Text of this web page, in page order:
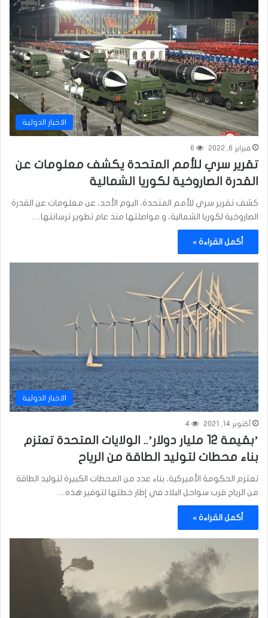
الاخبار الدولية
فبراير 6, 2022 6
تقرير سري للأمم المتحدة يكشف معلومات عن
القدرة الصاروخية لكوريا الشمالية
كشف تقرير سري للأمم المتحدة، اليوم الأحد، عن معلومات عن القدرة
الصاروخية لكوريا الشمالية، و مواصلتها منذ عام تطوير ترسانتها…
أكمل القراءة »
الاخبار الدولية
أكتوبر 14, 2021 4
’بقيمة 12 مليار دولار’.. الولايات المتحدة تعتزم
بناء محطات لتوليد الطاقة من الرياح
تعتزم الحكومة الأميركية، بناء عدد من المحطات الكبيرة لتوليد الطاقة
من الرياح قرب سواحل البلاد في إطار خطتها لتوفير هذه…
أكمل القراءة »